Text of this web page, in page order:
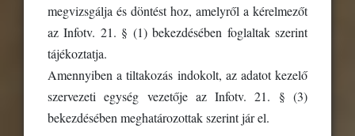
megvizsgálja és döntést hoz, amelyről a kérelmezőt
az Infotv. 21. § (1) bekezdésében foglaltak szerint
tájékoztatja.
Amennyiben a tiltakozás indokolt, az adatot kezelő
szervezeti egység vezetője az Infotv. 21. § (3)
bekezdésében meghatározottak szerint jár el.